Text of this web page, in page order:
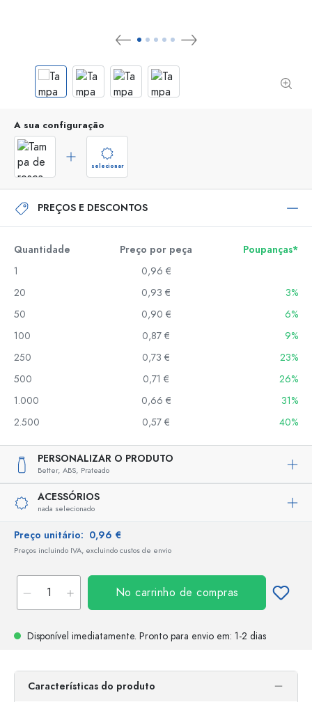
A sua configuração
selecionar
PREÇOS E DESCONTOS
Quantidade Preço por peça
Poupanças*
1
0,96 €
20
0,93 €
3%
50
0,90 €
6%
100
0,87 €
9%
250
0,73 €
23%
500
0,71 €
26%
1.000
0,66 €
31%
2.500
0,57 € 40%
PERSONALIZAR O PRODUTO
Better, ABS, Prateado
ACESSÓRIOS
nada selecionado
Preço unitário: 0,96 €
Preços incluindo IVA, excluindo custos de envio
No carrinho de compras
Disponível imediatamente. Pronto para envio em: 1-2 dias
Características do produto